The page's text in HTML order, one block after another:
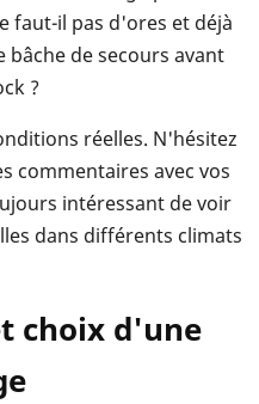
faut-il pas d'ores et déjà
de secours avant
?
réelles. N'hésitez
commentaires avec vos
intéressant de voir
dans différents climats
choix d'une